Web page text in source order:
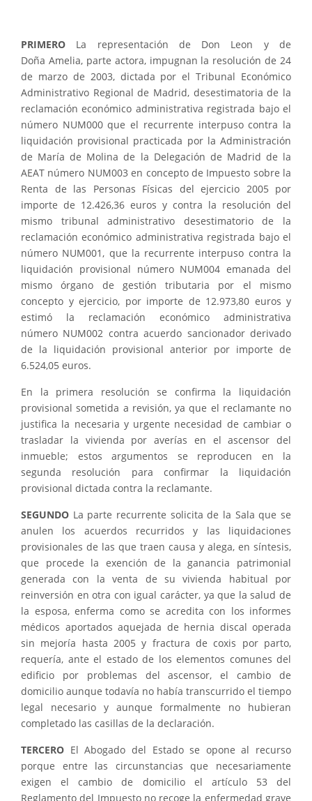
PRIMERO La representación de Don
Leon y de
Doña Amelia, parte actora, impugnan la resolución de 24
de marzo de 2003, dictada por el Tribunal Económico
Administrativo Regional de Madrid, desestimatoria de la
reclamación económico administrativa registrada bajo el
número NUM000 que el recurrente interpuso contra la
liquidación provisional practicada por la Administración
de María de Molina de la Delegación de Madrid de la
AEAT número NUM003 en concepto de Impuesto sobre la
Renta de las Personas Físicas del ejercicio 2005 por
importe de 12.426,36 euros y contra la resolución del
mismo tribunal administrativo desestimatorio de la
reclamación económico administrativa registrada bajo el
número NUM001, que la recurrente interpuso contra la
liquidación provisional número NUM004 emanada del
mismo órgano de gestión tributaria por el mismo
concepto y ejercicio, por importe de 12.973,80 euros y
estimó la reclamación económico administrativa
número NUM002 contra acuerdo sancionador derivado
de la liquidación provisional anterior por importe de
6.524,05 euros.
En la primera resolución se confirma la liquidación
provisional sometida a revisión, ya que el reclamante no
justifica la necesaria y urgente necesidad de cambiar o
trasladar la vivienda por averías en el ascensor del
inmueble; estos argumentos se reproducen en la
segunda resolución para confirmar la liquidación
provisional dictada contra la reclamante.
SEGUNDO La parte recurrente solicita de la Sala que se
anulen los acuerdos recurridos y las liquidaciones
provisionales de las que traen causa y alega, en síntesis,
que procede la exención de la ganancia patrimonial
generada con la venta de su vivienda habitual por
reinversión en otra con igual carácter, ya que la salud de
la esposa, enferma como se acredita con los informes
médicos aportados aquejada de hernia discal operada
sin mejoría hasta 2005 y fractura de coxis por parto,
requería, ante el estado de los elementos comunes del
edificio por problemas del ascensor, el cambio de
domicilio aunque todavía no había transcurrido el tiempo
legal necesario y aunque formalmente no hubieran
completado las casillas de la declaración.
TERCERO El Abogado del Estado se opone al recurso
porque entre las circunstancias que necesariamente
exigen el cambio de domicilio el artículo 53 del
Reglamento del Impuesto no recoge la enfermedad grave